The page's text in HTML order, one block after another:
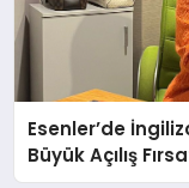
Esenler’de
Büyük Açılış